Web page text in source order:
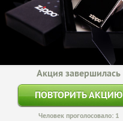
Акция завершилась
ПОВТОРИТЬ АКЦИЮ
Человек проголосовало: 1